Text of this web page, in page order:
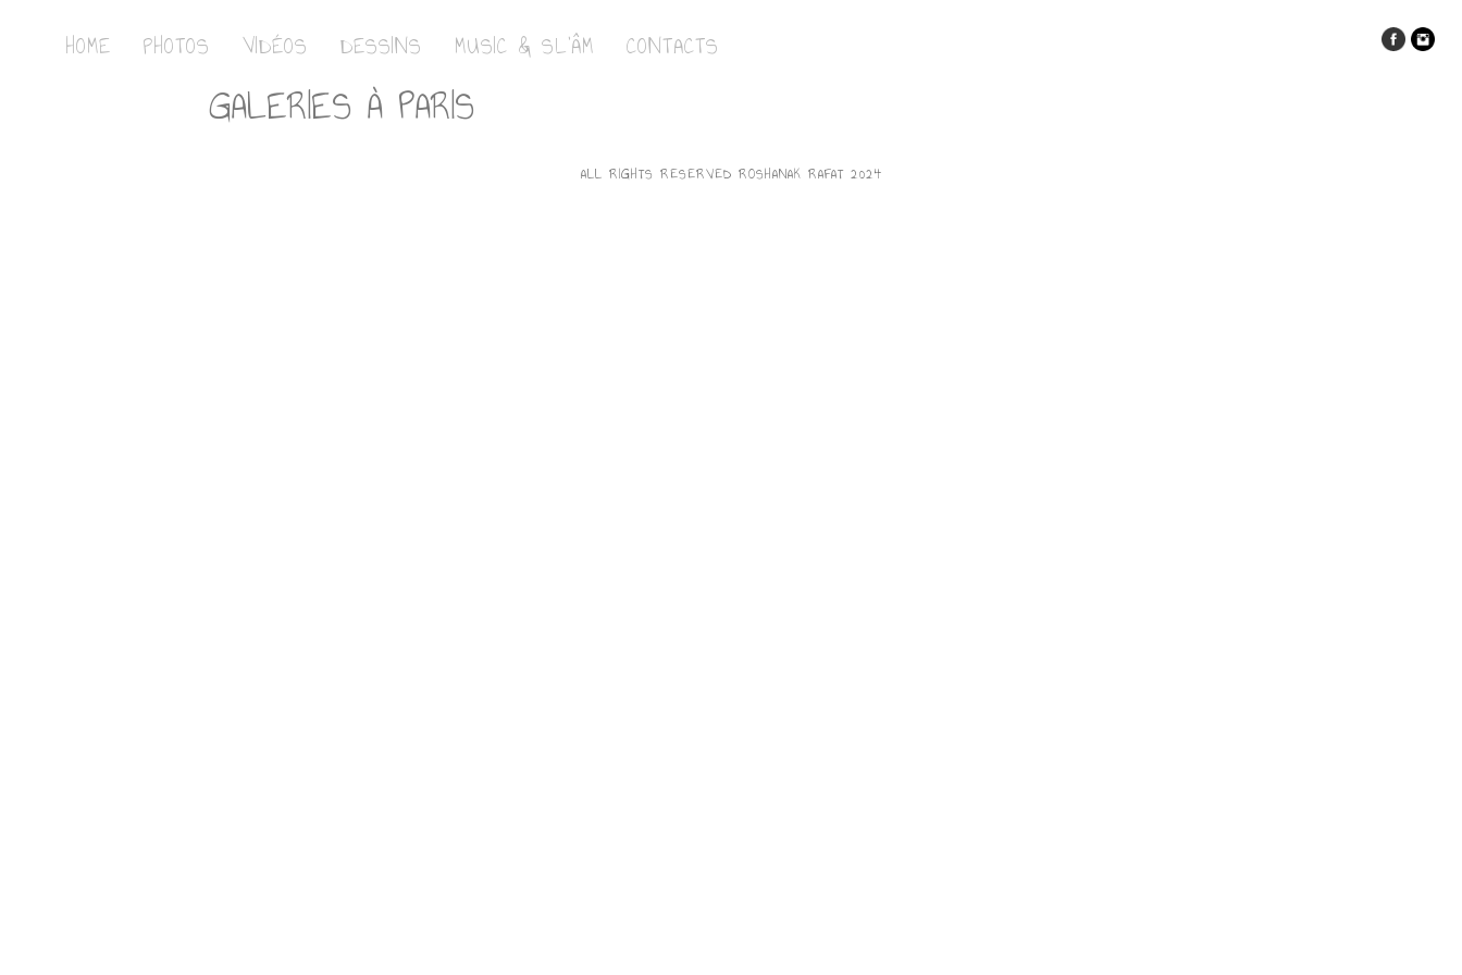
HOME PHOTOS VIDÉOS DESSINS MUSIC & SL’ÂM CONTACTS
GALERIES À PARIS
ALL RIGHTS RESERVED ROSHANAK RAFAT 2024